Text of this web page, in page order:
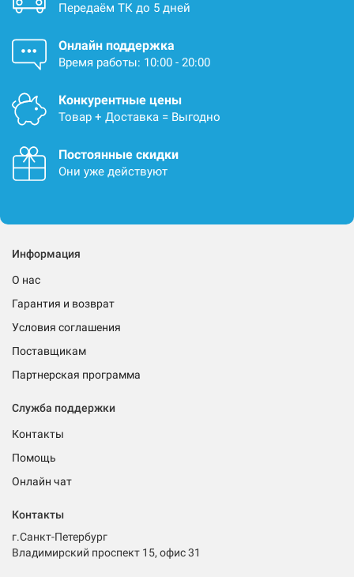
Передаём ТК до 5 дней
Онлайн поддержка
Время работы: 10:00 - 20:00
Конкурентные цены
Товар + Доставка = Выгодно
Постоянные скидки
Они уже действуют
Информация
О нас
Гарантия и возврат
Условия соглашения
Поставщикам
Партнерская программа
Служба поддержки
Контакты
Помощь
Онлайн чат
Контакты
г.Санкт-Петербург
Владимирский проспект 15, офис 31